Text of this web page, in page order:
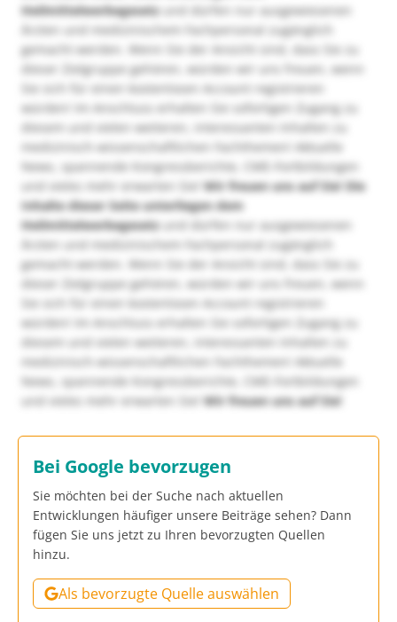
Heilmittelwerbegesetzund dürfen nur ausgewiesenen
Ärzten und medizinischem Fachpersonal zugänglich
gemacht werden. Wenn Sie der Ansicht sind, dass Sie zu
dieser Zielgruppe gehören, würden wir uns freuen, wenn
Sie sich für einen kostenlosen Account registrieren
würden! Im Anschluss erhalten Sie sofortigen Zugang zu
diesem und vielen weiteren, interessanten Inhalten zu
medizinisch-wissenschaftlichen Fachthemen! Aktuelle
News, spannende Kongressberichte, CME-Fortbildungen
und vieles mehr erwarten Sie!Wir freuen uns auf Sie! Die
Inhalte dieser Seite unterliegen dem
Heilmittelwerbegesetzund dürfen nur ausgewiesenen
Ärzten und medizinischem Fachpersonal zugänglich
gemacht werden. Wenn Sie der Ansicht sind, dass Sie zu
dieser Zielgruppe gehören, würden wir uns freuen, wenn
Sie sich für einen kostenlosen Account registrieren
würden! Im Anschluss erhalten Sie sofortigen Zugang zu
diesem und vielen weiteren, interessanten Inhalten zu
medizinisch-wissenschaftlichen Fachthemen! Aktuelle
News, spannende Kongressberichte, CME-Fortbildungen
und vieles mehr erwarten Sie!Wir freuen uns auf Sie!
Bei Google bevorzugen
Sie möchten bei der Suche nach aktuellen
Entwicklungen häufiger unsere Beiträge sehen? Dann
fügen Sie uns jetzt zu Ihren bevorzugten Quellen
hinzu.
Als bevorzugte Quelle auswählen